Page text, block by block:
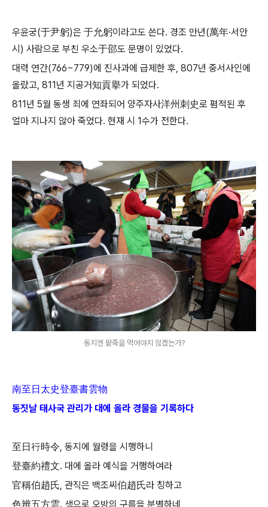
우윤궁(于尹躬)은 于允躬이라고도 쓴다. 경조 만년(萬年·서안
시) 사람으로 부친 우소于邵도 문명이 있었다.
대력 연간(766~779)에 진사과에 급제한 후, 807년 중서사인에
올랐고, 811년 지공거知貢擧가 되었다.
811년 5월 동생 죄에 연좌되어 양주자사洋州刺史로 폄적된 후
얼마 지나지 않아 죽었다. 현재 시 1수가 전한다.
동지엔 팥죽을 먹어야지 않겠는가?
南至日太史登臺書雲物
동짓날 태사국 관리가 대에 올라 경물을 기록하다
至日行時令, 동지에 월령을 시행하니
登臺約禮文. 대에 올라 예식을 거행하여라
官稱伯趙氏, 관직은 백조씨伯趙氏라 칭하고
色辨五方雲. 색으로 오방의 구름을 분별하네